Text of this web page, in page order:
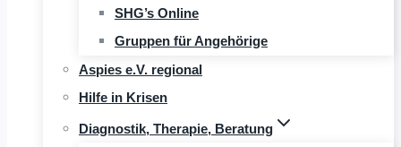
SHG’s Online
Gruppen für Angehörige
Aspies e.V. regional
Hilfe in Krisen
Diagnostik, Therapie, Beratung